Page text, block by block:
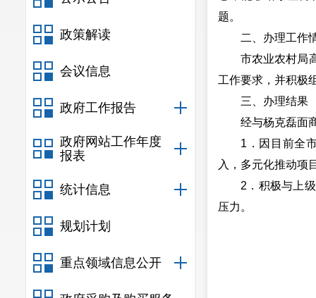
政策解读
会议信息
政府工作报告
政府网站工作年度
报表
统计信息
规划计划
重点领域信息公开
题。
二、办理工作
市农业农村局
工作要求，并积极
三、办理结果
经与杨克磊面
1．因目前全
入，多元化推动项
2．积极与上
压力。